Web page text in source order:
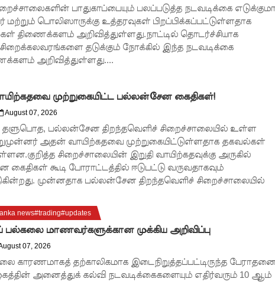
பாதுகாப்பையும் பலப்படுத்த நடவடிக்கை
மற்றும் பொலிஸாருக்கு உத்தரவுகள் பிறப்பிக்கப்பட்டுள்ளதாக
திணைக்களம் அறிவித்துள்ளது.நாட்டில் தொடர்ச்சியாக
தடுக்கும் நோக்கில் இந்த நடவடிக்கை
அறிவித்துள்ளது....
முற்றுகையிட்ட பல்லன்சேன கைதிகள்!
August 07, 2026
தளுபொத, பல்லன்சேன திறந்தவெளிச் சிறைச்சாலையில் உள்ள
அதன் வாயிற்கதவை முற்றுகையிட்டுள்ளதாக தகவல்கள்
சிறைச்சாலையின் இறுதி வாயிற்கதவுக்கு அருகில்
கைதிகள் கூடி போராட்டத்தில் ஈடுபட்டு வருவதாகவும்
முன்னதாக பல்லன்சேன திறந்தவெளிச் சிறைச்சாலையில்
news#trading#updates
பல்கலை மாணவர்களுக்கான முக்கிய அறிவிப்பு
07, 2026
காரணமாகத் தற்காலிகமாக இடைநிறுத்தப்பட்டிருந்த
அனைத்துக் கல்வி நடவடிக்கைகளையும் எதிர்வரும் 10 ஆம்